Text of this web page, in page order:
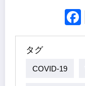
タグ
COVID-19